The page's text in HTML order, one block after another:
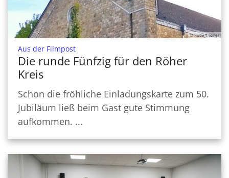
© Robert Stiller
Aus der Filmpost:
Die runde Fünfzig für den Röher
Kreis
Schon die fröhliche Einladungskarte zum 50.
Jubiläum ließ beim Gast gute Stimmung
aufkommen. ...